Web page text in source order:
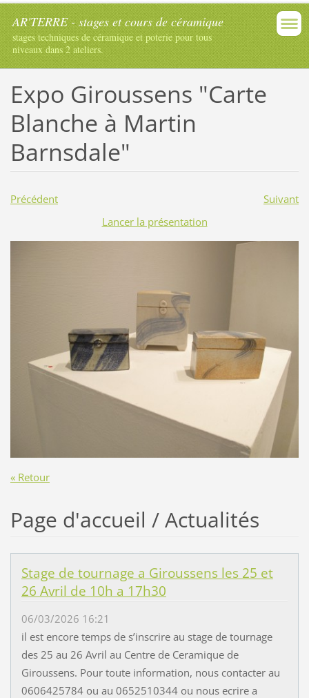
AR'TERRE - stages et cours de céramique
stages techniques de céramique et poterie pour tous
niveaux dans 2 ateliers.
Expo Giroussens "Carte
Blanche à Martin
Barnsdale"
Précédent
Suivant
Lancer la présentation
« Retour
Page d'accueil / Actualités
Stage de tournage a Giroussens les 25 et
26 Avril de 10h a 17h30
06/03/2026 16:21
il est encore temps de s’inscrire au stage de tournage
des 25 au 26 Avril au Centre de Ceramique de
Giroussens. Pour toute information, nous contacter au
0606425784 ou au 0652510344 ou nous ecrire a